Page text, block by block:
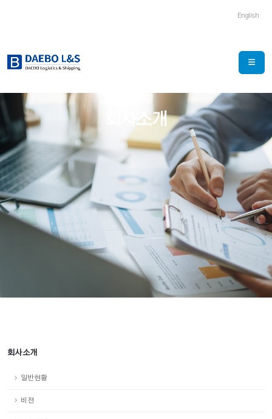
English
회사소개
회사소개
일반현황
비젼